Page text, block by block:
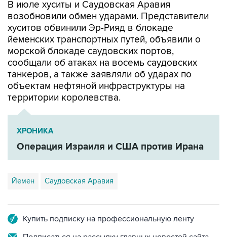
хуситов обвинили Эр-Рияд в блокаде
йеменских транспортных путей, объявили о
морской блокаде саудовских портов,
сообщали об атаках на восемь саудовских
танкеров, а также заявляли об ударах по
объектам нефтяной инфраструктуры на
территории королевства.
ХРОНИКА
Операция Израиля и США против Ирана
Йемен Саудовская Аравия
Подписаться на рассылку главных новостей сайта
Получать оперативные новости в официальном